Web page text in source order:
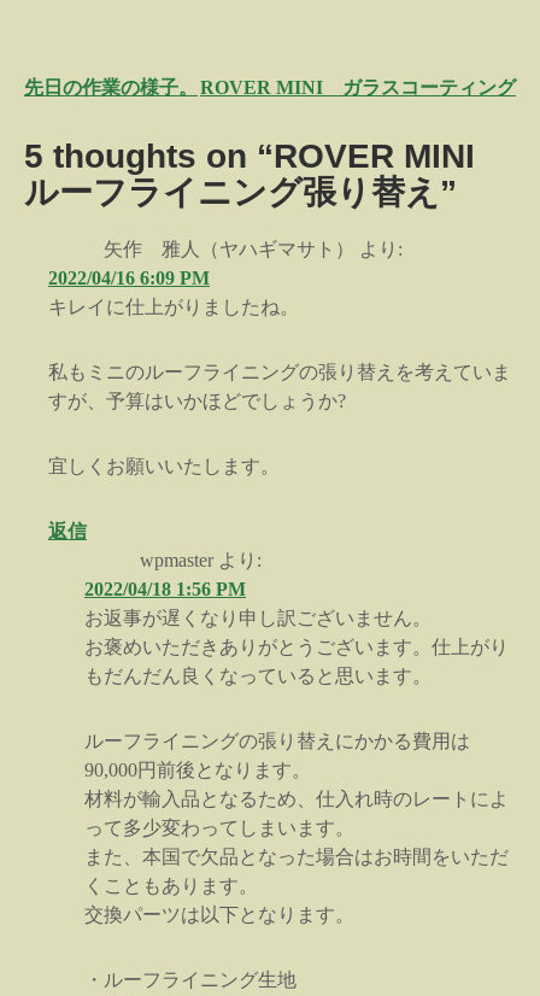
投
ナ
ビ
ー
シ
ン
先日の作業の様子。 ROVER MINI ガラスコーティング
5 thoughts on “ROVER MINI
ルーフライニング張り替え”
矢作 雅人（ヤハギマサト）
より:
2022/04/16 6:09 PM
キレイに仕上がりましたね。
私もミニのルーフライニングの張り替えを考えていま
すが、予算はいかほどでしょうか?
宜しくお願いいたします。
返信
wpmaster より:
2022/04/18 1:56 PM
お返事が遅くなり申し訳ございません。
お褒めいただきありがとうございます。仕上がり
もだんだん良くなっていると思います。
ルーフライニングの張り替えにかかる費用は
90,000円前後となります。
材料が輸入品となるため、仕入れ時のレートによ
って多少変わってしまいます。
また、本国で欠品となった場合はお時間をいただ
くこともあります。
交換パーツは以下となります。
・ルーフライニング生地